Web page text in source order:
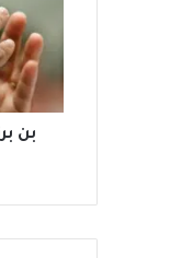
2008
سوق
"الجملة"
المالية